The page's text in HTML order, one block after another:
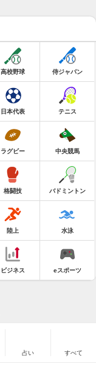
高校野球 侍ジャパン
日本代表 テニス
ラグビー 中央競馬
格闘技 バドミントン
陸上 水泳
ビジネス eスポーツ
占い すべて